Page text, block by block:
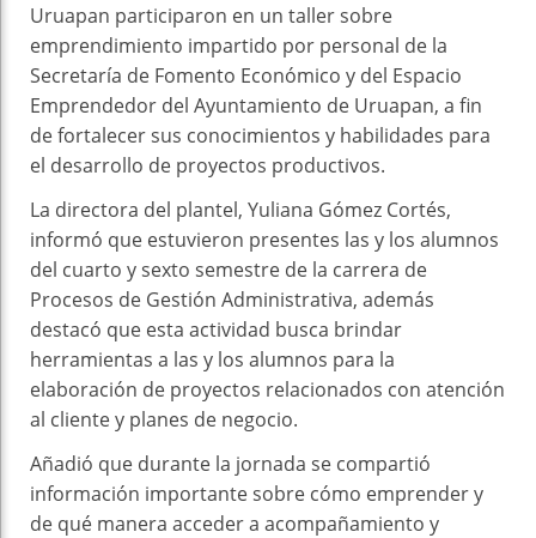
Uruapan participaron en un taller sobre
emprendimiento impartido por personal de la
Secretaría de Fomento Económico y del Espacio
Emprendedor del Ayuntamiento de Uruapan, a fin
de fortalecer sus conocimientos y habilidades para
el desarrollo de proyectos productivos.
La directora del plantel, Yuliana Gómez Cortés,
informó que estuvieron presentes las y los alumnos
del cuarto y sexto semestre de la carrera de
Procesos de Gestión Administrativa, además
destacó que esta actividad busca brindar
herramientas a las y los alumnos para la
elaboración de proyectos relacionados con atención
al cliente y planes de negocio.
Añadió que durante la jornada se compartió
información importante sobre cómo emprender y
de qué manera acceder a acompañamiento y